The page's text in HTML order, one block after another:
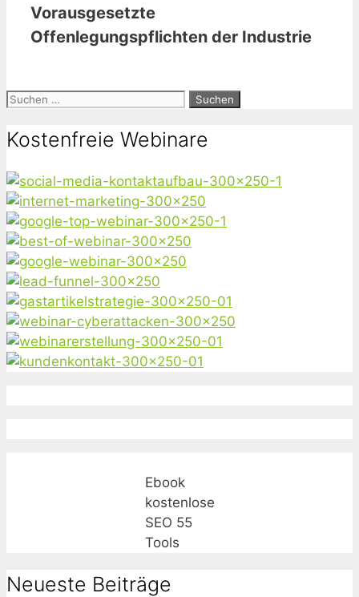
Vorausgesetzte
Offenlegungspflichten der Industrie
Suchen
Kostenfreie Webinare
Ebook
kostenlose
SEO 55
Tools
Neueste Beiträge